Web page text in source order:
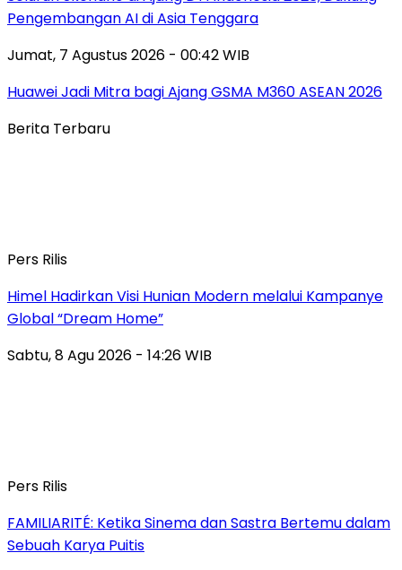
Pengembangan AI di Asia Tenggara
Jumat, 7 Agustus 2026 - 00:42 WIB
Huawei Jadi Mitra bagi Ajang GSMA M360 ASEAN 2026
Berita Terbaru
Pers Rilis
Himel Hadirkan Visi Hunian Modern melalui Kampanye
Global “Dream Home”
Sabtu, 8 Agu 2026 - 14:26 WIB
Pers Rilis
FAMILIARITÉ: Ketika Sinema dan Sastra Bertemu dalam
Sebuah Karya Puitis